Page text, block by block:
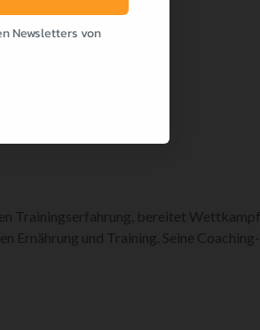
Trainingserfahrung, bereitet
Ernährung und Training. Seine
Newsletters von